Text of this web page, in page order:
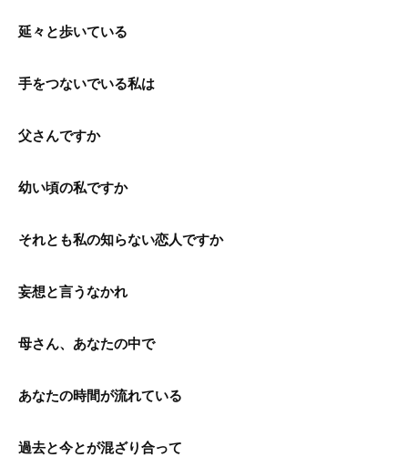
延々と歩いている
手をつないでいる私は
父さんですか
幼い頃の私ですか
それとも私の知らない恋人ですか
妄想と言うなかれ
母さん、あなたの中で
あなたの時間が流れている
過去と今とが混ざり合って